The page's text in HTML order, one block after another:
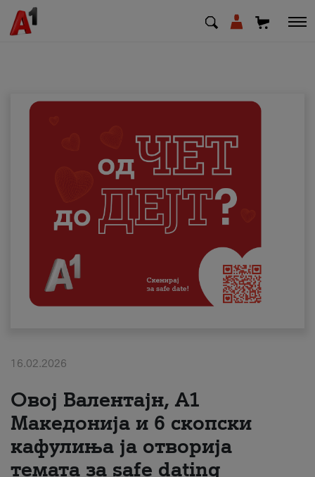
Деловни
Поддршка
Надополни кредит
Плати сметка
#ПодобарОнлајн
16.02.2026
Овој Валентајн, A1
Македонија и 6 скопски
кафулиња ја отворија
темата за safe dating